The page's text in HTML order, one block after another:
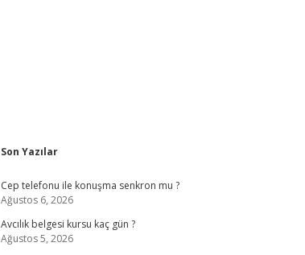
Sidebar
Son Yazılar
Cep telefonu ile konuşma senkron mu ?
Ağustos 6, 2026
Avcılık belgesi kursu kaç gün ?
Ağustos 5, 2026